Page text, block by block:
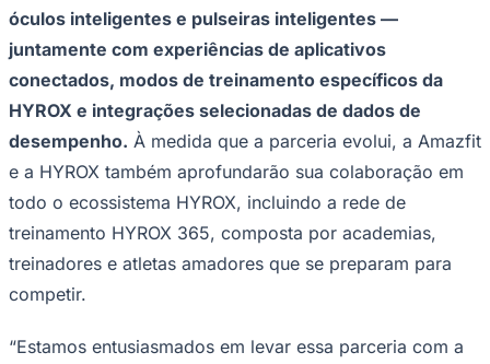
Panorama Econômico
Para Sua Empresa
Anuncie no Portal
Verificar EmpresaNovo
Anunciar Vagas
Publicidade Legal
NFL
Fórmula 1
UFC
Tênis (ATP)
MLB
NHL
Vôlei
óculos inteligentes e pulseiras inteligentes —
juntamente com experiências de aplicativos
conectados, modos de treinamento específicos da
HYROX e integrações selecionadas de dados de
desempenho. À medida que a parceria evolui, a Amazfit
e a HYROX também aprofundarão sua colaboração em
todo o ecossistema HYROX, incluindo a rede de
treinamento HYROX 365, composta por academias,
treinadores e atletas amadores que se preparam para
competir.
“Estamos entusiasmados em levar essa parceria com a